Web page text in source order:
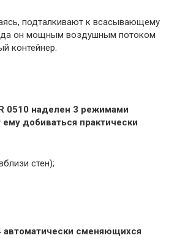
подталкивают к всасывающему
он мощным воздушным потоком
контейнер.
0510 наделен 3 режимами
добиваться практически
стен);
автоматически сменяющихся